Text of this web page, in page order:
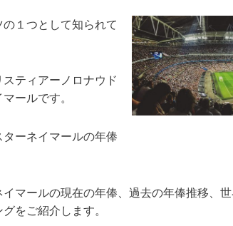
１つとして知られて
ティアーノロナウド
ールです。
ーネイマールの年俸
マールの現在の年俸、過去の年俸推移、
をご紹介します。